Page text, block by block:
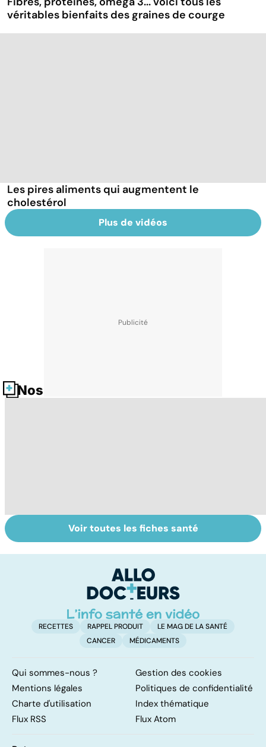
véritables bienfaits des graines de courge
Les pires aliments qui augmentent le
cholestérol
Plus de vidéos
Nos fiches santé
L'andropause, la
ménopause des
Incontinence
urinaire : les
Voir toutes les fiches santé
RECETTES RAPPEL PRODUIT
LE MAG DE LA SANTÉ
CANCER
MÉDICAMENTS
Qui sommes-nous ?
Gestion des cookies
Mentions légales
Politiques de confidentialité
Charte d'utilisation
Index thématique
Flux RSS
Flux Atom